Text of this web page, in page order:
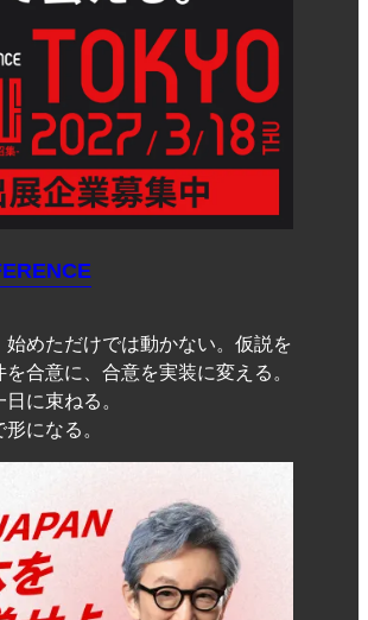
始めただけでは動かない。仮説を
合意に、合意を実装に変える。
に束ねる。
になる。